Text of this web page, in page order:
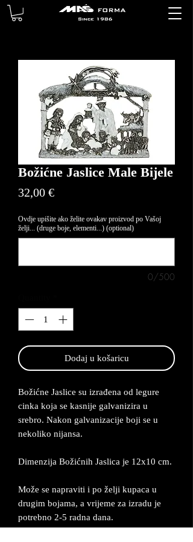
Božićne Jaslice Male Bijele
32,00 €Price
Ovdje upišite ako želite ovakav proizvod po Vašoj
želji... (druge boje, elementi...) (optional)
0/500
Dodaj u košaricu
Božićne Jaslice su izrađena od legure
cinka koja se kasnije galvanizira u
srebro. Nakon galvanizacije boji se u
nekoliko nijansa.
Dimenzija Božićnih Jaslica je 12x10 cm.
Može se napraviti i po želji kupaca u
drugim bojama, a vrijeme za izradu je
potrebno 2-5 radna dana.